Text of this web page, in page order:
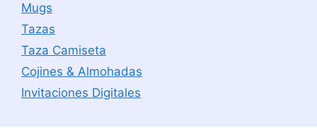
Mugs
Tazas
Taza Camiseta
Cojines & Almohadas
Invitaciones Digitales